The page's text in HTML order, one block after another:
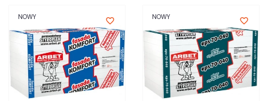
NOWY favorite_border NOWY favorite_border